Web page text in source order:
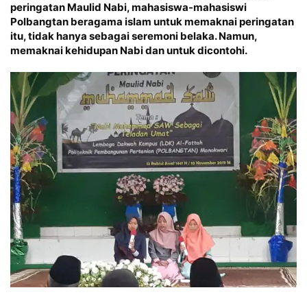
peringatan Maulid Nabi, mahasiswa-mahasiswi
Polbangtan beragama islam untuk memaknai peringatan
itu, tidak hanya sebagai seremoni belaka. Namun,
memaknai kehidupan Nabi dan untuk dicontohi.